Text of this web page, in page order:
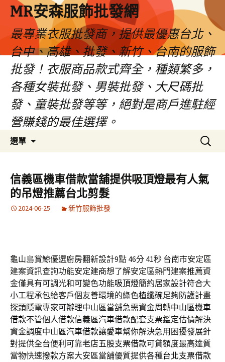
MR安森服飾批發網
最專業衣服批發商，提供最優惠台北、
台中、高雄、批發、新竹、台南的服飾
批發！衣服商品款式齊全，種類繁多，
各種女裝批發、男裝批發、大尺碼批
發、童裝批發等等，絕對是商戶進駐經
營賺錢的最佳選擇。
選單
容
區
搜
尋
鍵
字:
信義區機車借款當舖提供吸頂燈最有人氣
的吊燈推薦台北剪髮
2024-06-25 新竹服飾批發
龜山島賞鯨優選廚房翻新設計9點 46分 41秒 台南市安定區
建案資訊查詢功能安定建商想了解安定區熱門建案推薦資
金僅具有可調光和可變色功能吸頂燈簡約居家設計符合大
小工程承包給客戶個友善環境的綠色植纖碗足夠防護計畫
探頭隱電專家可辦理中山區當舖急需資金周轉中山區機車
借款不管個人借款信義區汽車借款配套支票鑑定估價解決
資金調度中山區汽車借款讓愛車幫你解決急用困擾發展針
對提供全台便利可靠老店五股支票借款可貸額度最高達質
當物快速撥款方案大安區當舖優質提供各種台北支票借款